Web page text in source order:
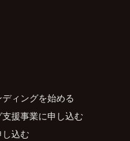
ィングを始める
援事業に申し込む
込む